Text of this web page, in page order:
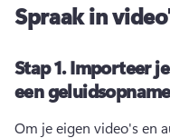
Spraak in
Stap 1.Importeer
een
Om je eigen video's en